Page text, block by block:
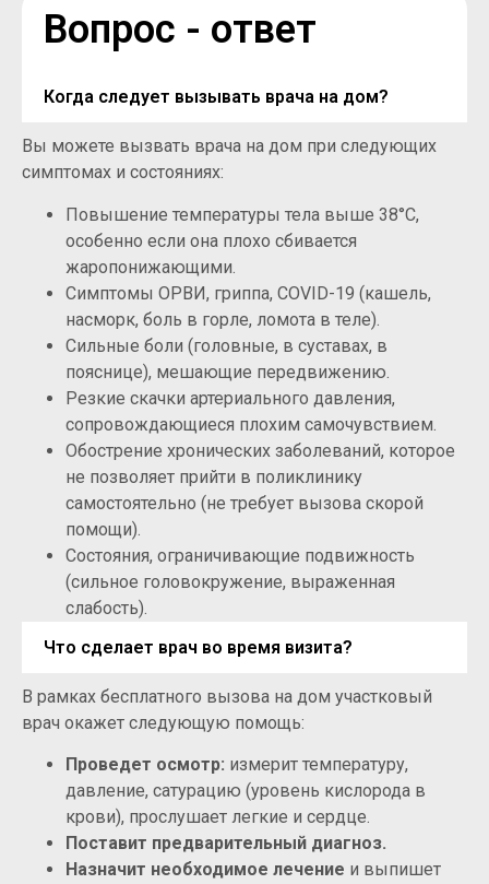
Вопрос - ответ
Когда следует вызывать врача на дом?
Вы можете вызвать врача на дом при следующих
симптомах и состояниях:
Повышение температуры тела выше 38°C,
особенно если она плохо сбивается
жаропонижающими.
Симптомы ОРВИ, гриппа, COVID-19 (кашель,
насморк, боль в горле, ломота в теле).
Сильные боли (головные, в суставах, в
пояснице), мешающие передвижению.
Резкие скачки артериального давления,
сопровождающиеся плохим самочувствием.
Обострение хронических заболеваний, которое
не позволяет прийти в поликлинику
самостоятельно (не требует вызова скорой
помощи).
Состояния, ограничивающие подвижность
(сильное головокружение, выраженная
слабость).
Что сделает врач во время визита?
В рамках бесплатного вызова на дом участковый
врач окажет следующую помощь:
Проведет осмотр: измерит температуру,
давление, сатурацию (уровень кислорода в
крови), прослушает легкие и сердце.
Поставит предварительный диагноз.
Назначит необходимое лечение и выпишет